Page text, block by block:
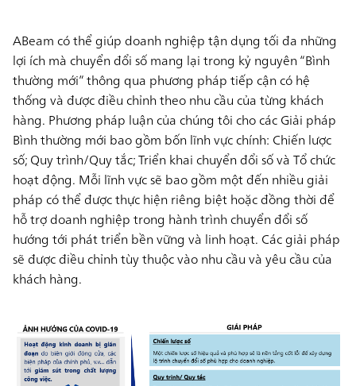
ABeam có thể giúp doanh nghiệp tận dụng tối đa những
lợi ích mà chuyển đổi số mang lại trong kỷ nguyên “Bình
thường mới” thông qua phương pháp tiếp cận có hệ
thống và được điều chỉnh theo nhu cầu của từng khách
hàng. Phương pháp luận của chúng tôi cho các Giải pháp
Bình thường mới bao gồm bốn lĩnh vực chính: Chiến lược
số; Quy trình/Quy tắc; Triển khai chuyển đổi số và Tổ chức
hoạt động. Mỗi lĩnh vực sẽ bao gồm một đến nhiều giải
pháp có thể được thực hiện riêng biệt hoặc đồng thời để
hỗ trợ doanh nghiệp trong hành trình chuyển đổi số
hướng tới phát triển bền vững và linh hoạt. Các giải pháp
sẽ được điều chỉnh tùy thuộc vào nhu cầu và yêu cầu của
khách hàng.